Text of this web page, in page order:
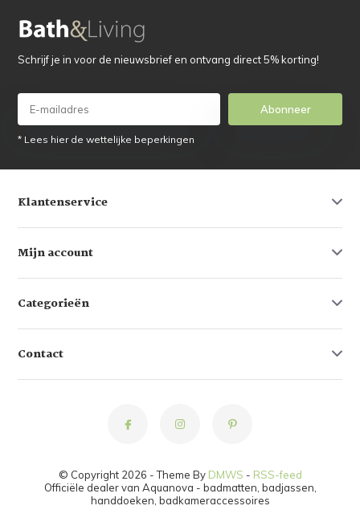
Schrijf je in voor de nieuwsbrief en ontvang direct 5% korting!
Abonneer
* Lees hier de wettelijke beperkingen
Klantenservice
Mijn account
Categorieën
Contact
© Copyright 2026 - Theme By DMWS - RSS-feed
Officiële dealer van Aquanova - badmatten, badjassen,
handdoeken, badkameraccessoires